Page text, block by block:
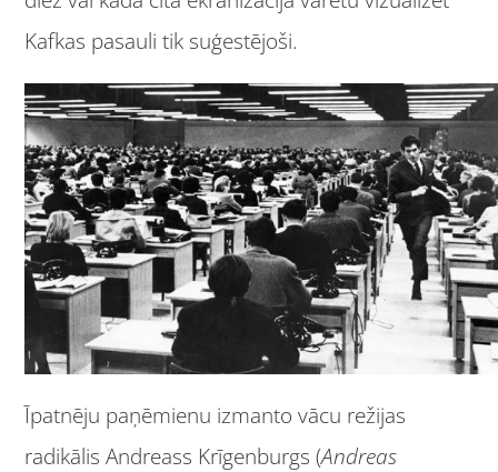
Kafkas pasauli tik suģestējoši.
Īpatnēju paņēmienu izmanto vācu režijas
radikālis Andreass Krīgenburgs (Andreas